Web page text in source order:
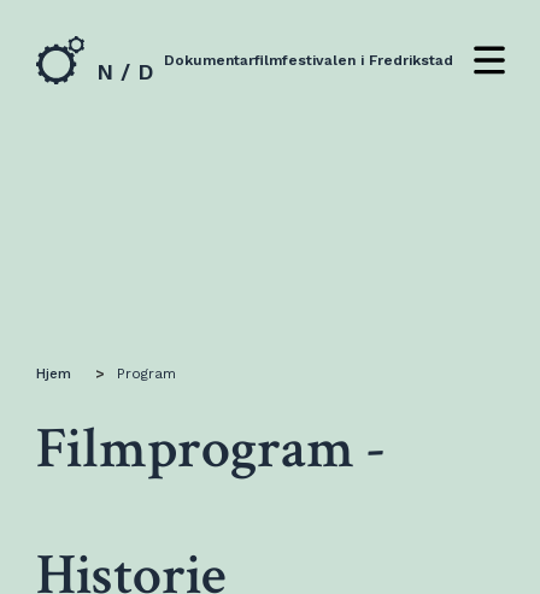
N / D Dokumentarfilmfestivalen i Fredrikstad
Hjem > Program
Filmprogram -
Historie